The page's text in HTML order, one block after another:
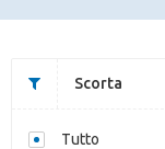
Scorta
Tutto